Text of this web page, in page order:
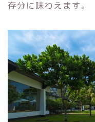
存分に味わえます。